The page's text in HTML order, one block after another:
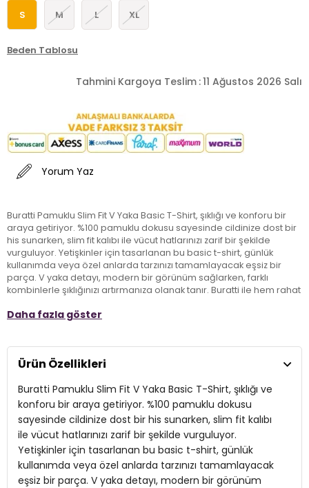
S M L XL
Beden Tablosu
Tahmini Kargoya Teslim :11 Ağustos 2026 Salı
Yorum Yaz
Buratti Pamuklu Slim Fit V Yaka Basic T-Shirt, şıklığı ve konforu bir
araya getiriyor. %100 pamuklu dokusu sayesinde cildinize dost bir
his sunarken, slim fit kalıbı ile vücut hatlarınızı zarif bir şekilde
vurguluyor. Yetişkinler için tasarlanan bu basic t-shirt, günlük
kullanımda veya özel anlarda tarzınızı tamamlayacak eşsiz bir
parça. V yaka detayı, modern bir görünüm sağlarken, farklı
kombinlerle şıklığınızı artırmanıza olanak tanır. Buratti ile hem rahat
Materyal:%100 Cotton
Kalıp Bilgisi:Slim Fit
Yaş Grubu:
Yetişkin
3DY15412001.12
Daha fazla göster
Ürün Özellikleri
Buratti Pamuklu Slim Fit V Yaka Basic T-Shirt, şıklığı ve
konforu bir araya getiriyor. %100 pamuklu dokusu
sayesinde cildinize dost bir his sunarken, slim fit kalıbı
ile vücut hatlarınızı zarif bir şekilde vurguluyor.
Yetişkinler için tasarlanan bu basic t-shirt, günlük
kullanımda veya özel anlarda tarzınızı tamamlayacak
eşsiz bir parça. V yaka detayı, modern bir görünüm